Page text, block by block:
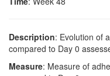
Description: Evolution of
compared to Day 0
Measure: Measure of